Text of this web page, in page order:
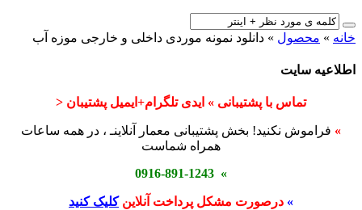
خانه » محصول » دانلود نمونه موردی داخلی و خارجی موزه آب
اطلاعیه سایت
تماس با پشتیبانی » ایدی تلگرام+ایمیل پشتیبان <
» فراموش نکنید! بخش پشتیبانی معمار آنلاینـ ، در همه ساعات
همراه شماست
» 0916-891-1243
» درصورت مشکل پرداخت آنلاینکلیک کنید